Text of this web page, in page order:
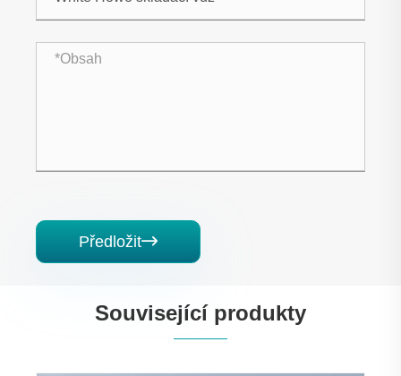
Předložit
Související produkty